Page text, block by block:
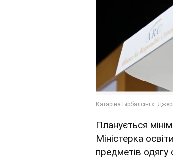
Планується
Міністерка
предметів